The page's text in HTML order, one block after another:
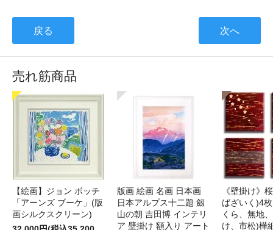
戻る 次へ
売れ筋商品
【絵画】ジョン ボッチ
「アーンズ ブーケ」(版
画シルクスクリーン)
版画 絵画 名画 日本画
日本アルプス十二題 劔
山の朝 吉田博 インテリ
ア 壁掛け 額入り アート
《壁掛け》
ばざいく)4
くら、無地
け、市松)樺